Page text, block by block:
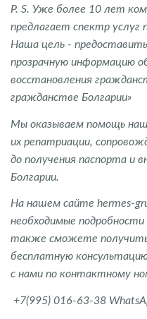
P. S. Уже более 10 лет
предлагает спектр услуг
Наша цель -
прозрачную информацию
восстановления
гражданстве Болгарии»
Мы оказываем помощь
их репатриации,
до получения паспорта и
Болгарии.
На нашем сайте hermes-
необходимые
также сможете получить,
бесплатную
с нами по контактному
+7(995) 016-63-38